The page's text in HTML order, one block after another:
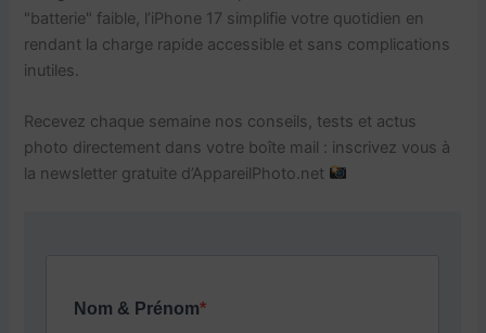
"batterie" faible, l’iPhone 17 simplifie votre quotidien en
rendant la charge rapide accessible et sans complications
inutiles.
Recevez chaque semaine nos conseils, tests et actus
photo directement dans votre boîte mail : inscrivez vous à
la newsletter gratuite d’AppareilPhoto.net